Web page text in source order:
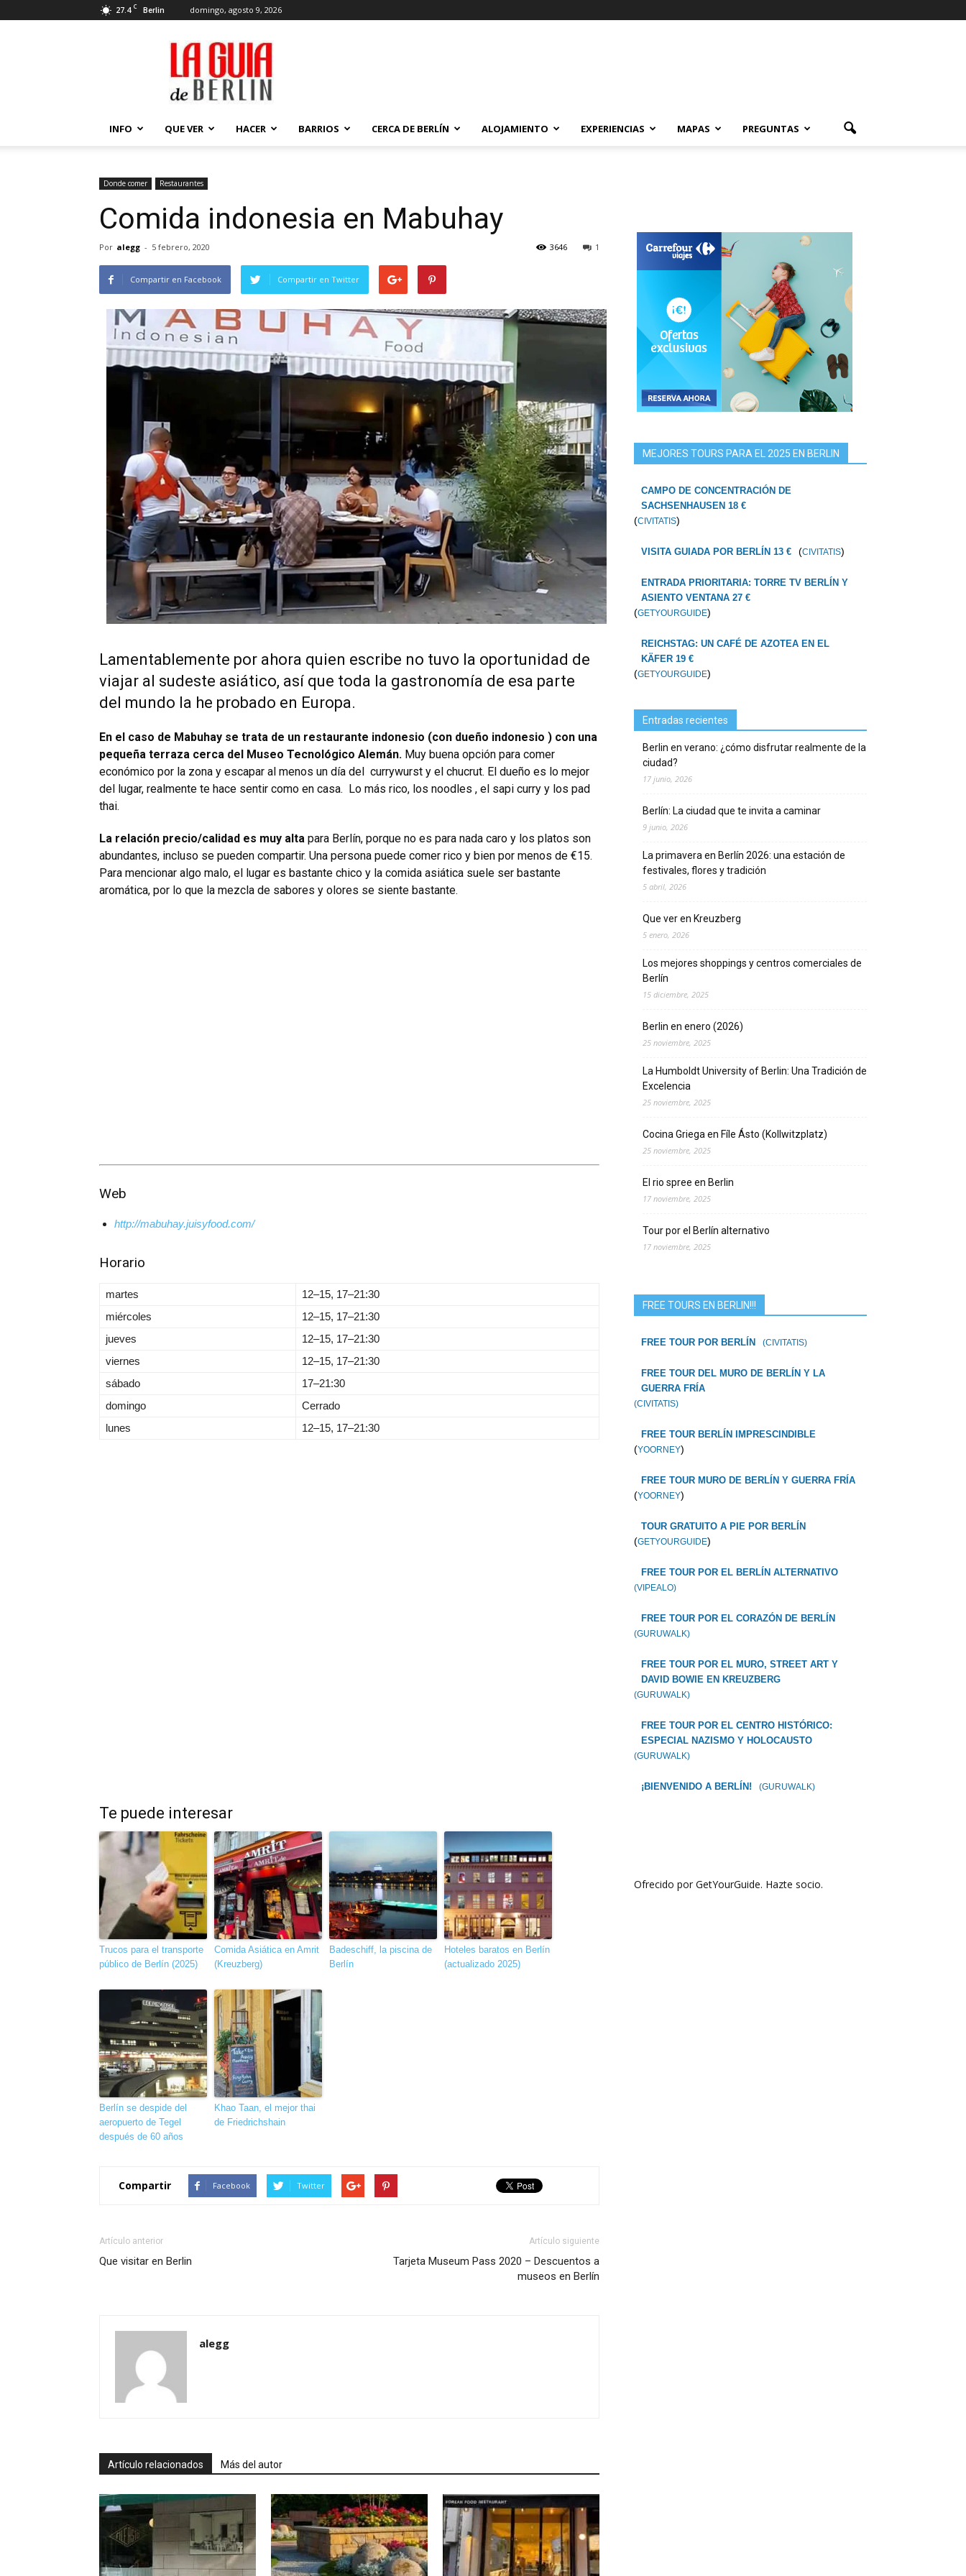
27.4 C Berlin domingo, agosto 9, 2026
INFO QUE VER HACER BARRIOS CERCA DE BERLÍN ALOJAMIENTO EXPERIENCIAS MAPAS PREGUNTAS
Donde comer Restaurantes
Comida indonesia en Mabuhay
Por alegg - 5 febrero, 2020 1
3646
Compartir en Facebook Compartir en Twitter
Lamentablemente por ahora quien escribe no tuvo la oportunidad de
viajar al sudeste asiático, así que toda la gastronomía de esa parte
del mundo la he probado en Europa.
En el caso de Mabuhay se trata de un restaurante indonesio (con dueño indonesio ) con una
pequeña terraza cerca del Museo Tecnológico Alemán. Muy buena opción para comer
económico por la zona y escapar al menos un día del currywurst y el chucrut. El dueño es lo mejor
del lugar, realmente te hace sentir como en casa. Lo más rico, los noodles , el sapi curry y los pad
thai.
La relación precio/calidad es muy alta para Berlín, porque no es para nada caro y los platos son
abundantes, incluso se pueden compartir. Una persona puede comer rico y bien por menos de €15.
Para mencionar algo malo, el lugar es bastante chico y la comida asiática suele ser bastante
aromática, por lo que la mezcla de sabores y olores se siente bastante.
Web
http://mabuhay.juisyfood.com/
Horario
martes
12–15, 17–21:30
miércoles
12–15, 17–21:30
jueves
12–15, 17–21:30
viernes
12–15, 17–21:30
sábado
17–21:30
domingo
Cerrado
lunes
12–15, 17–21:30
Te puede interesar
Trucos para el transporte
público de Berlín (2025)
Comida Asiática en Amrit
(Kreuzberg)
Badeschiff, la piscina de
Berlín
Hoteles baratos en Berlín
(actualizado 2025)
Berlín se despide del
aeropuerto de Tegel
después de 60 años
Khao Taan, el mejor thai
de Friedrichshain
Compartir Facebook Twitter
Artículo anterior
Que visitar en Berlin
Artículo siguiente
Tarjeta Museum Pass 2020 – Descuentos a
museos en Berlín
alegg
Artículo relacionados Más del autor
MEJORES TOURS PARA EL 2025 EN BERLIN
CAMPO DE CONCENTRACIÓN DE
SACHSENHAUSEN 18 €
(CIVITATIS)
VISITA GUIADA POR BERLÍN 13 € (CIVITATIS)
ENTRADA PRIORITARIA: TORRE TV BERLÍN Y
ASIENTO VENTANA 27 €
(GETYOURGUIDE)
REICHSTAG: UN CAFÉ DE AZOTEA EN EL
KÄFER 19 €
(GETYOURGUIDE)
Entradas recientes
Berlin en verano: ¿cómo disfrutar realmente de la
ciudad?
17 junio, 2026
Berlín: La ciudad que te invita a caminar
9 junio, 2026
La primavera en Berlín 2026: una estación de
festivales, flores y tradición
5 abril, 2026
Que ver en Kreuzberg
5 enero, 2026
Los mejores shoppings y centros comerciales de
Berlín
15 diciembre, 2025
Berlin en enero (2026)
25 noviembre, 2025
La Humboldt University of Berlin: Una Tradición de
Excelencia
25 noviembre, 2025
Cocina Griega en Fíle Ásto (Kollwitzplatz)
25 noviembre, 2025
El rio spree en Berlin
17 noviembre, 2025
Tour por el Berlín alternativo
17 noviembre, 2025
FREE TOURS EN BERLIN!!!
FREE TOUR POR BERLÍN (CIVITATIS)
FREE TOUR DEL MURO DE BERLÍN Y LA
GUERRA FRÍA
(CIVITATIS)
FREE TOUR BERLÍN IMPRESCINDIBLE
(YOORNEY)
FREE TOUR MURO DE BERLÍN Y GUERRA FRÍA
(YOORNEY)
TOUR GRATUITO A PIE POR BERLÍN
(GETYOURGUIDE)
FREE TOUR POR EL BERLÍN ALTERNATIVO
(VIPEALO)
FREE TOUR POR EL CORAZÓN DE BERLÍN
(GURUWALK)
FREE TOUR POR EL MURO, STREET ART Y
DAVID BOWIE EN KREUZBERG
(GURUWALK)
FREE TOUR POR EL CENTRO HISTÓRICO:
ESPECIAL NAZISMO Y HOLOCAUSTO
(GURUWALK)
¡BIENVENIDO A BERLÍN! (GURUWALK)
Ofrecido por GetYourGuide. Hazte socio.